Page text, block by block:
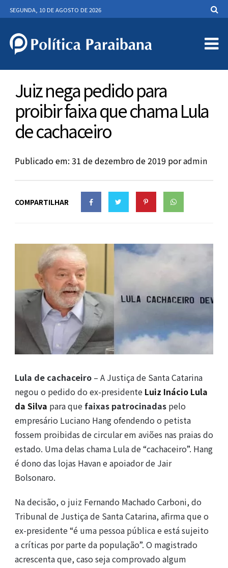
SEGUNDA, 10 DE AGOSTO DE 2026
Juiz nega pedido para
proibir faixa que chama Lula
de cachaceiro
Publicado em: 31 de dezembro de 2019 poradmin
COMPARTILHAR
Lula de cachaceiro– A Justiça de Santa Catarina
negou o pedido do ex-presidente Luiz Inácio Lula
da Silva para quefaixas patrocinadaspelo
empresário Luciano Hang ofendendo o petista
fossem proibidas de circular em aviões nas praias do
estado. Uma delas chama Lula de “cachaceiro”. Hang
é dono das lojas Havan e apoiador de Jair
Bolsonaro.
Na decisão, o juiz Fernando Machado Carboni, do
Tribunal de Justiça de Santa Catarina, afirma que o
ex-presidente “é uma pessoa pública e está sujeito
a críticas por parte da população”. O magistrado
acrescenta que, caso seja comprovado algum